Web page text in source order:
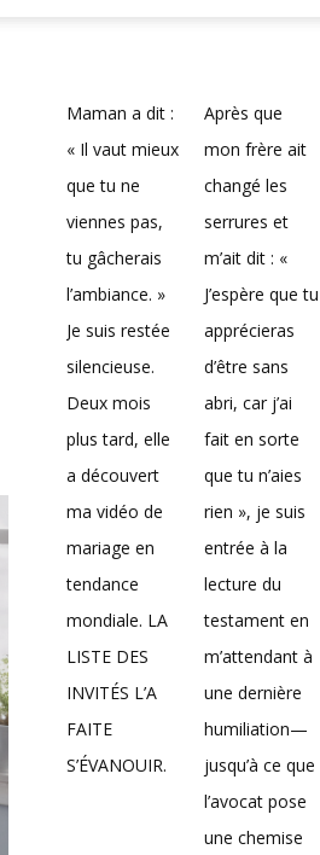
Maman a dit :
« Il vaut mieux
que tu ne
viennes pas,
tu gâcherais
l’ambiance. »
Je suis restée
silencieuse.
Deux mois
plus tard, elle
a découvert
ma vidéo de
mariage en
tendance
mondiale. LA
LISTE DES
INVITÉS L’A
FAITE
S’ÉVANOUIR.
Après que
mon frère ait
changé les
serrures et
m’ait dit : «
J’espère que tu
apprécieras
d’être sans
abri, car j’ai
fait en sorte
que tu n’aies
rien », je suis
entrée à la
lecture du
testament en
m’attendant à
une dernière
humiliation—
jusqu’à ce que
l’avocat pose
une chemise